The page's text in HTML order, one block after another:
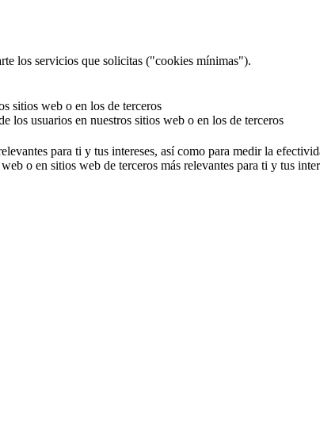
los servicios que solicitas ("cookies mínimas").
sitios web o en los de terceros
los usuarios en nuestros sitios web o en los de terceros
para ti y tus intereses, así como para medir la
o en sitios web de terceros más relevantes para ti y tus